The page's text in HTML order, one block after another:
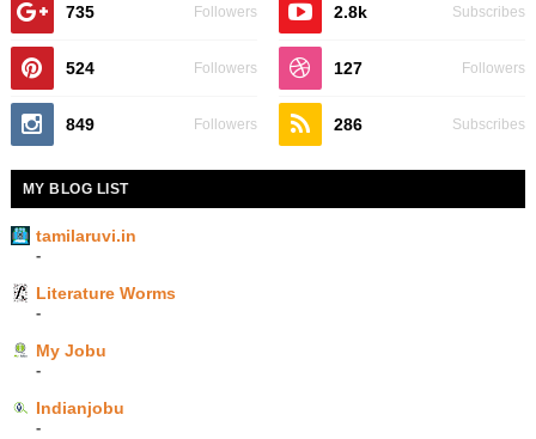
735 Followers 2.8k Subscribes
524 Followers 127 Followers
849 Followers 286 Subscribes
MY BLOG LIST
tamilaruvi.in
-
Literature Worms
-
My Jobu
-
Indianjobu
-